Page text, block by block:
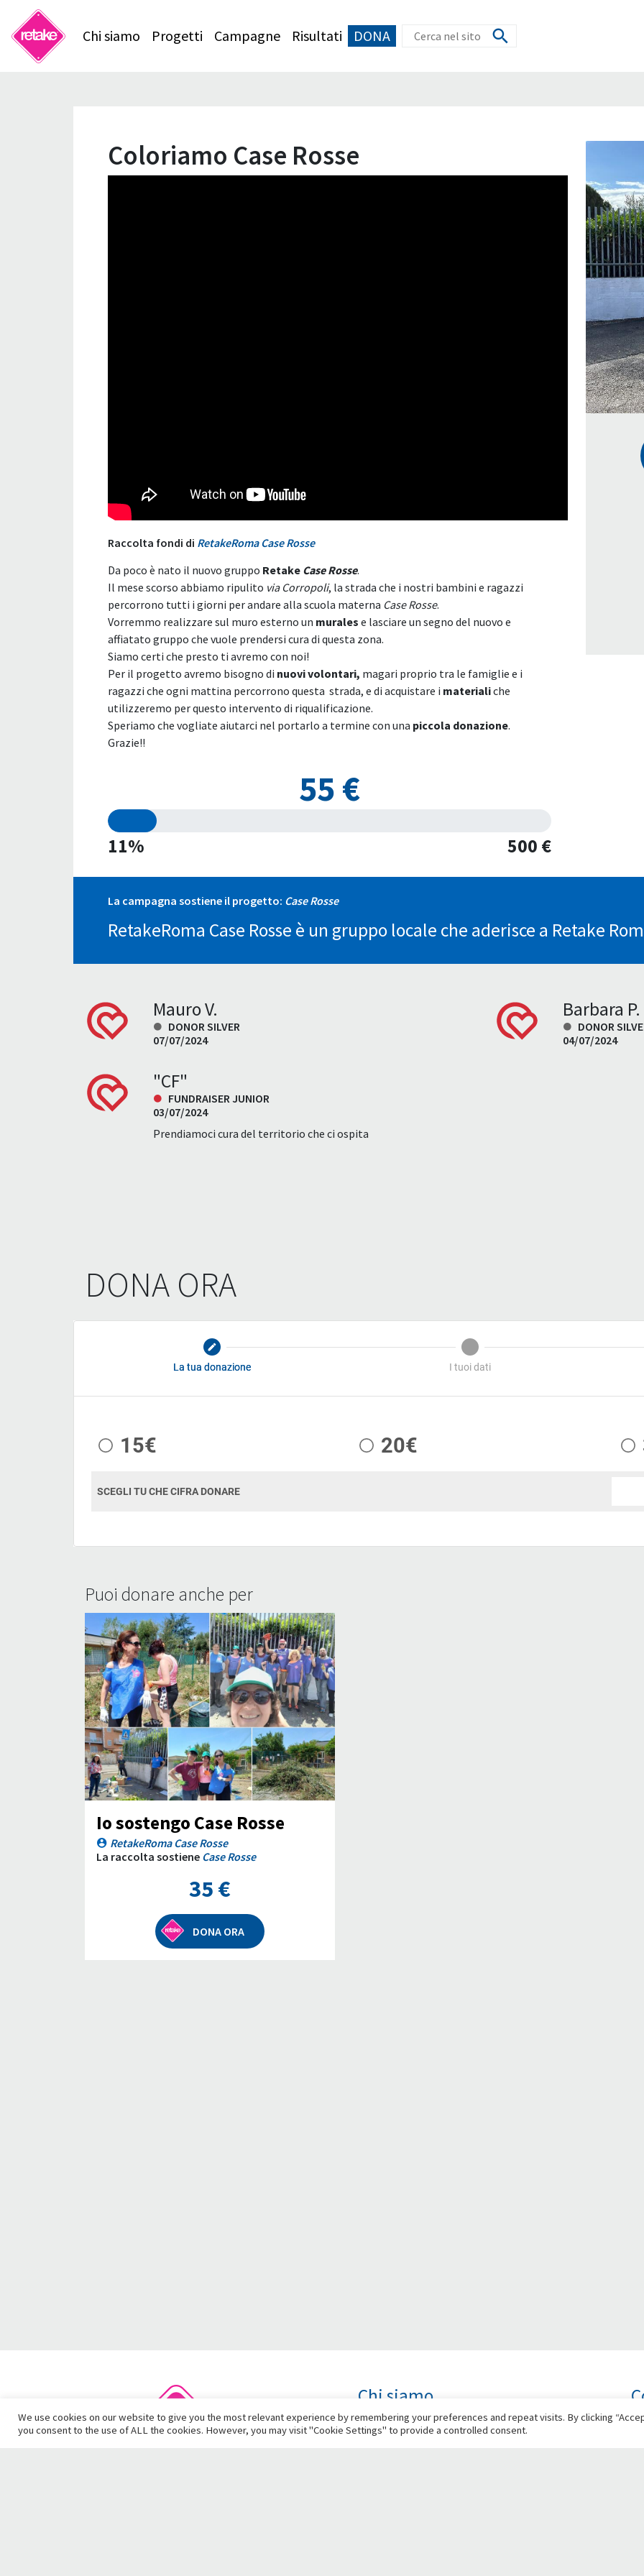
Chi siamo Progetti Campagne Risultati DONA
Coloriamo Case Rosse
Raccolta fondi di RetakeRoma Case Rosse
Da poco è nato il nuovo gruppo Retake Case Rosse.
Il mese scorso abbiamo ripulito via Corropoli, la strada che i nostri bambini e ragazzi
percorrono tutti i giorni per andare alla scuola materna Case Rosse.
Vorremmo realizzare sul muro esterno un murales e lasciare un segno del nuovo e
affiatato gruppo che vuole prendersi cura di questa zona.
Siamo certi che presto ti avremo con noi!
Per il progetto avremo bisogno di nuovi volontari, magari proprio tra le famiglie e i
ragazzi che ogni mattina percorrono questa strada, e di acquistare i materialiche
utilizzeremo per questo intervento di riqualificazione.
Speriamo che vogliate aiutarci nel portarlo a termine con una piccola donazione.
Grazie!!
55 €
11% 500 €
La campagna sostiene il progetto: Case Rosse
RetakeRoma Case Rosse è un gruppo locale che aderisce a Retake
Mauro V.
DONOR SILVER
07/07/2024
Barbara P.
DONOR
04/07/2024
"CF"
FUNDRAISER JUNIOR
03/07/2024
Prendiamoci cura del territorio che ci ospita
DONA ORA
Puoi donare anche per
Io sostengo Case Rosse
RetakeRoma Case Rosse
La raccolta sostiene Case Rosse
35 €
DONA ORA
Chi siamo
Retake è una fondazione nazionale, no-profit e
apartitica, che promuove la bellezza, la vivibilità e
We use cookies on our website to give you the most relevant experience by remembering your preferences and repeat visits. By clicking
you consent to the use of ALL the cookies. However, you may visit "Cookie Settings" to provide a controlled consent.